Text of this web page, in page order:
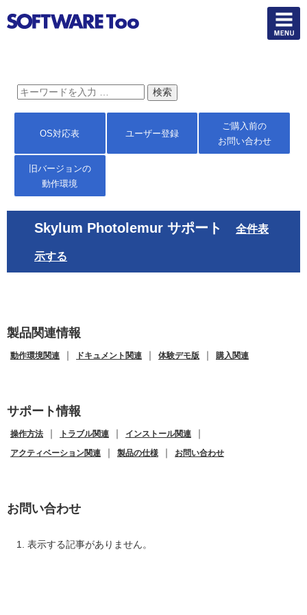
OS対応表 ユーザー登録
ご購入前の
お問い合わせ
旧バージョンの
動作環境
Skylum Photolemur サポート 全件表
示する
製品関連情報
動作環境関連 ｜ ドキュメント関連 ｜ 体験デモ版 ｜ 購入関連
サポート情報
操作方法 ｜ トラブル関連 ｜ インストール関連 ｜
アクティベーション関連 ｜ 製品の仕様 ｜ お問い合わせ
お問い合わせ
表示する記事がありません。